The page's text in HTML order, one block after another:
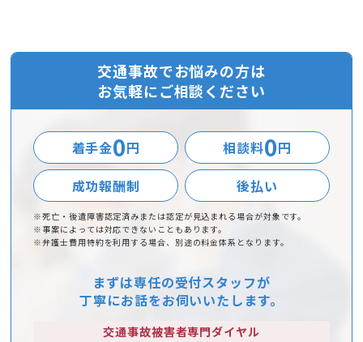
交通事故でお悩みの方は
お気軽にご相談ください
着手金0円 相談料0円
成功報酬制
後払い
※死亡・後遺障害認定済みまたは認定が見込まれる場合が対象です。
※事案によっては対応できないこともあります。
※弁護士費用特約を利用する場合、別途の料金体系となります。
まずは専任の受付スタッフが
丁寧にお話をお伺いいたします。
交通事故被害者専門ダイヤル